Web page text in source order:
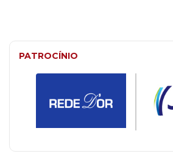
PATROCÍNIO